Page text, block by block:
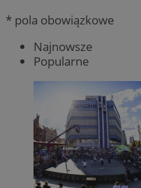
* pola obowiązkowe
Najnowsze
Popularne